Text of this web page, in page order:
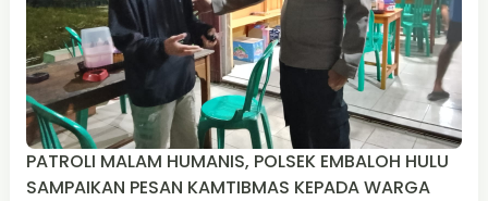
PATROLI MALAM HUMANIS, POLSEK EMBALOH HULU
SAMPAIKAN PESAN KAMTIBMAS KEPADA WARGA